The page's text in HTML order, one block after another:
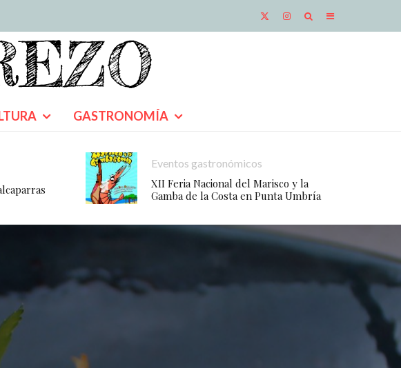
GASTRONOMÍA
Eventos gastronómicos
XII Feria Nacional del Marisco y la
Gamba de la Costa en Punta Umbría